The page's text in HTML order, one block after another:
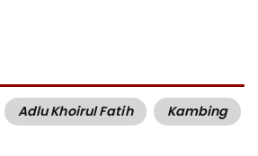
Adlu Khoirul Fatih
Kambing